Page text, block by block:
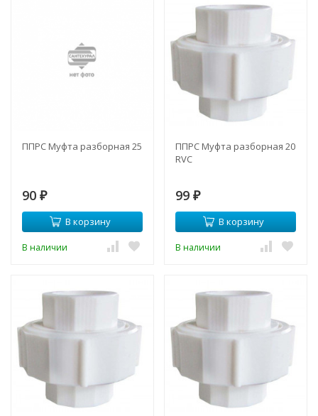
ППРС Муфта разборная 25
90 ₽
В корзину
В наличии
ППРС Муфта разборная 20
RVC
99 ₽
В корзину
В наличии